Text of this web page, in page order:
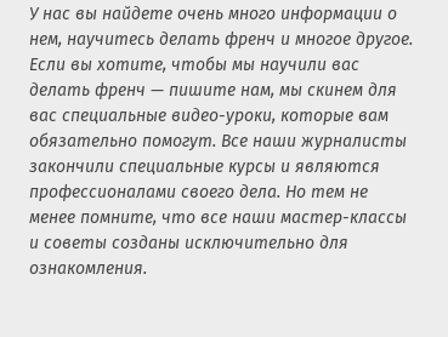
У нас вы найдете очень много информации о
нем, научитесь делать френч и многое другое.
Если вы хотите, чтобы мы научили вас
делать френч — пишите нам, мы скинем для
вас специальные видео-уроки, которые вам
обязательно помогут. Все наши журналисты
закончили специальные курсы и являются
профессионалами своего дела. Но тем не
менее помните, что все наши мастер-классы
и советы созданы исключительно для
ознакомления.